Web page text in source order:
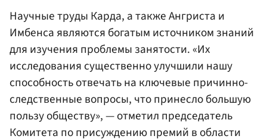
Научные труды Карда, а также Ангриста и
Имбенса являются богатым источником знаний
для изучения проблемы занятости. «Их
исследования существенно улучшили нашу
способность отвечать на ключевые причинно-
следственные вопросы, что принесло большую
пользу обществу», — отметил председатель
Комитета по присуждению премий в области